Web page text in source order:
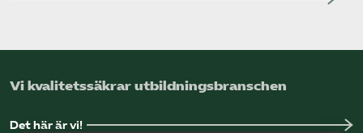
Vi kvalitetssäkrar utbildningsbranschen
Det här är vi!